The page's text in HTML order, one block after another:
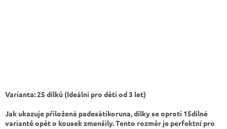
Varianta: 25 dílků (Ideální pro děti od 3 let)
Jak ukazuje přiložená padesátikoruna, dílky se oproti 15dílné
variantě opět o kousek zmenšily. Tento rozměr je perfektní pro